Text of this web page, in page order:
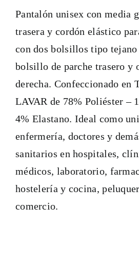
Pantalón unisex con media
trasera y cordón elástico
con dos bolsillos tipo tejano
bolsillo de parche trasero y
derecha. Confeccionado en
LAVAR de 78% Poliéster –
4% Elastano. Ideal como
enfermería, doctores y
sanitarios en hospitales,
médicos, laboratorio,
hostelería y cocina,
comercio.